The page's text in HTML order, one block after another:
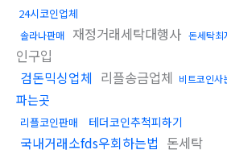
24시코인업체
솔라나판매 재정거래세탁대행사 돈세탁최
인구입
검돈믹싱업체 리플송금업체 비트코인사
파는곳
리플코인판매 테더코인추척피하기
국내거래소fds우회하는법 돈세탁